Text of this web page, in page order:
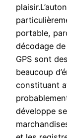
portable,
décodage
GPS sont
beaucoup
constituant
développe